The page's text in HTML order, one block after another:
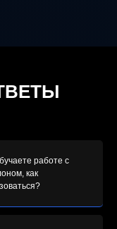
работе с
как